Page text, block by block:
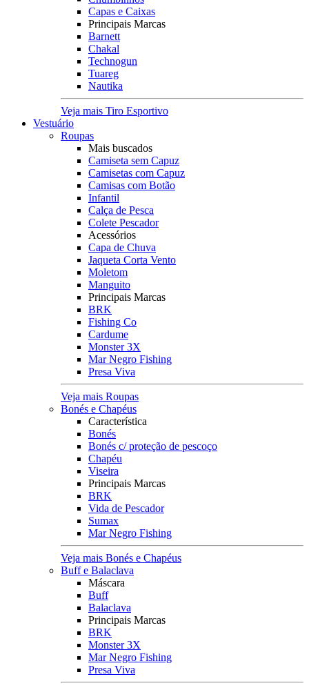
Capas e Caixas
Principais Marcas
Barnett
Chakal
Technogun
Tuareg
Nautika
Veja mais Tiro Esportivo
Vestuário
Roupas
Mais buscados
Camiseta sem Capuz
Camisetas com Capuz
Camisas com Botão
Infantil
Calça de Pesca
Colete Pescador
Acessórios
Capa de Chuva
Jaqueta Corta Vento
Moletom
Manguito
Principais Marcas
BRK
Fishing Co
Cardume
Monster 3X
Mar Negro Fishing
Presa Viva
Veja mais Roupas
Bonés e Chapéus
Característica
Bonés
Bonés c/ proteção de pescoço
Chapéu
Viseira
Principais Marcas
BRK
Vida de Pescador
Sumax
Mar Negro Fishing
Veja mais Bonés e Chapéus
Buff e Balaclava
Máscara
Buff
Balaclava
Principais Marcas
BRK
Monster 3X
Mar Negro Fishing
Presa Viva